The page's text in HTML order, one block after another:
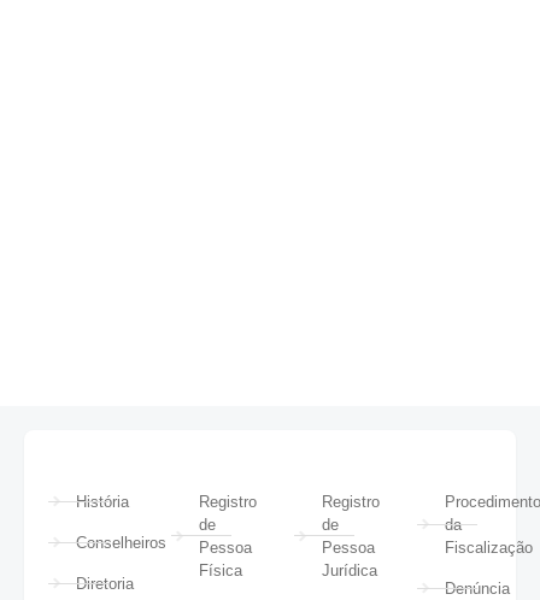
História
Conselheiros
Diretoria
Registro
de
Pessoa
Física
Registro
de
Pessoa
Jurídica
da
Fiscalização
Denúncia